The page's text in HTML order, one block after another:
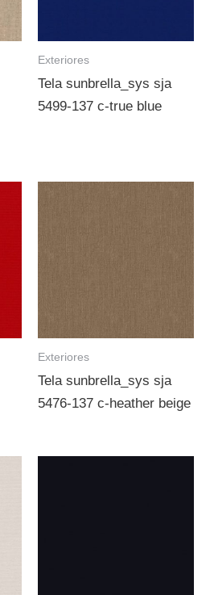
Exteriores
Tela sunbrella_sys sja
5499-137 c-true blue
Exteriores
Tela sunbrella_sys sja
5476-137 c-heather beige